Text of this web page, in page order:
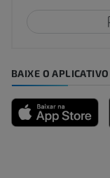
BAIXE O APLICATIVO